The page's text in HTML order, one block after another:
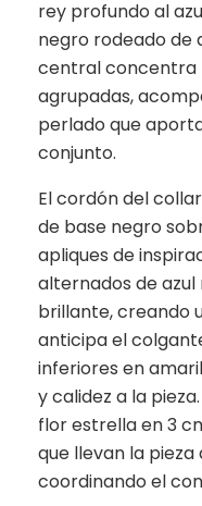
rey profundo al
negro rodeado de
central concentra
agrupadas,
perlado que
conjunto.
El cordón del
de base negro
apliques de
alternados de azul
brillante, creando
anticipa el
inferiores en
y calidez a la
flor estrella en 3
que llevan la
coordinando el